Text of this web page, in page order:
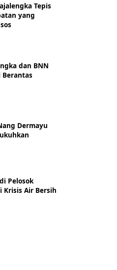
Tepis
yang
dan BNN
Berantas
Dermayu
Pelosok
Krisis Air Bersih